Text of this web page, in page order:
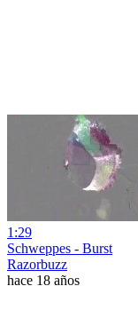
1:29
Schweppes - Burst
Razorbuzz
hace 18 años